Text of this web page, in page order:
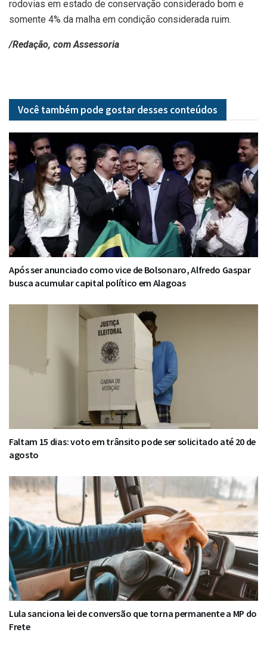
rodovias em estado de conservação considerado bom e
somente 4% da malha em condição considerada ruim.
/Redação, com Assessoria
Você também pode gostar desses conteúdos
Após ser anunciado como vice de Bolsonaro, Alfredo Gaspar
busca acumular capital político em Alagoas
Faltam 15 dias: voto em trânsito pode ser solicitado até 20 de
agosto
Lula sanciona lei de conversão que torna permanente a MP do
Frete